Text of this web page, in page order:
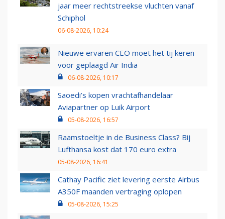
jaar meer rechtstreekse vluchten vanaf
Schiphol
06-08-2026, 10:24
Nieuwe ervaren CEO moet het tij keren
voor geplaagd Air India
06-08-2026, 10:17
Saoedi’s kopen vrachtafhandelaar
Aviapartner op Luik Airport
05-08-2026, 16:57
Raamstoeltje in de Business Class? Bij
Lufthansa kost dat 170 euro extra
05-08-2026, 16:41
Cathay Pacific ziet levering eerste Airbus
A350F maanden vertraging oplopen
05-08-2026, 15:25